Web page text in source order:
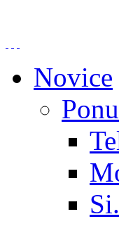
Novice